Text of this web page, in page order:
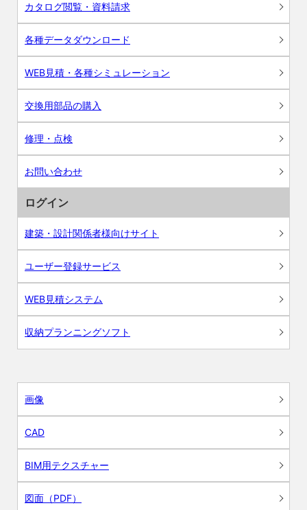
カタログ閲覧・資料請求
各種データダウンロード
WEB見積・各種シミュレーション
交換用部品の購入
修理・点検
お問い合わせ
ログイン
建築・設計関係者様向けサイト
ユーザー登録サービス
WEB見積システム
収納プランニングソフト
画像
CAD
BIM用テクスチャー
図面（PDF）